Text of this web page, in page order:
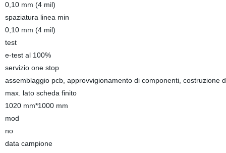
0,10 mm (4 mil)
spaziatura linea min
0,10 mm (4 mil)
test
e-test al 100%
servizio one stop
assemblaggio pcb, approvvigionamento di componenti, costruzione
max. lato scheda finito
1020 mm*1000 mm
mod
no
data campione